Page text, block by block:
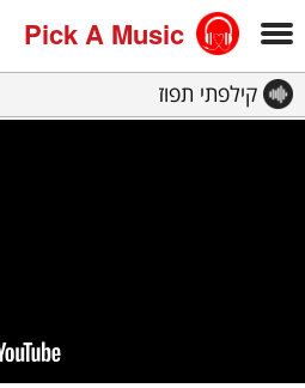
Pick A Music
קילפתי תפוז